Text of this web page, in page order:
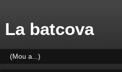
La batcova